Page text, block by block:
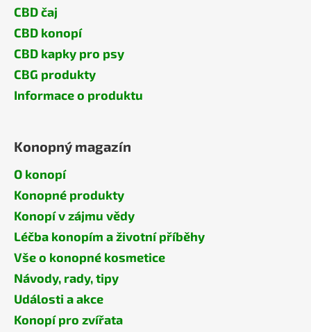
CBD čaj
CBD konopí
CBD kapky pro psy
CBG produkty
Informace o produktu
Konopný magazín
O konopí
Konopné produkty
Konopí v zájmu vědy
Léčba konopím a životní příběhy
Vše o konopné kosmetice
Návody, rady, tipy
Události a akce
Konopí pro zvířata